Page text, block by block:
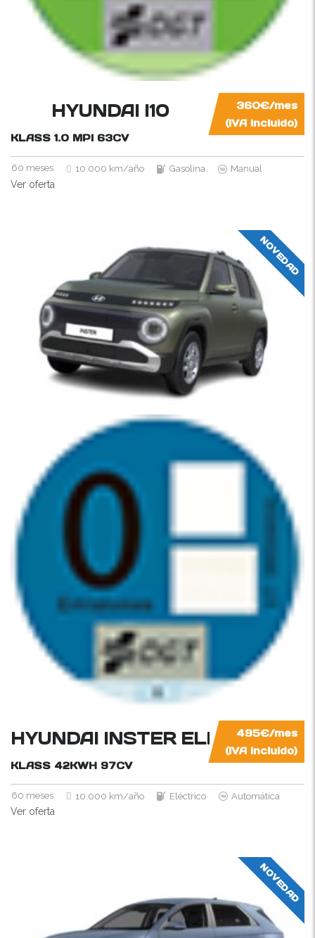
360€/mes
(IVA incluido)
HYUNDAI I10
KLASS 1.0 MPI 63CV
60 meses 10.000 km/año Gasolina Manual
Ver oferta
NOVEDAD
495€/mes
(IVA incluido)
HYUNDAI INSTER ELÉCTRICO
KLASS 42KWH 97CV
60 meses 10.000 km/año Eléctrico Automática
Ver oferta
NOVEDAD